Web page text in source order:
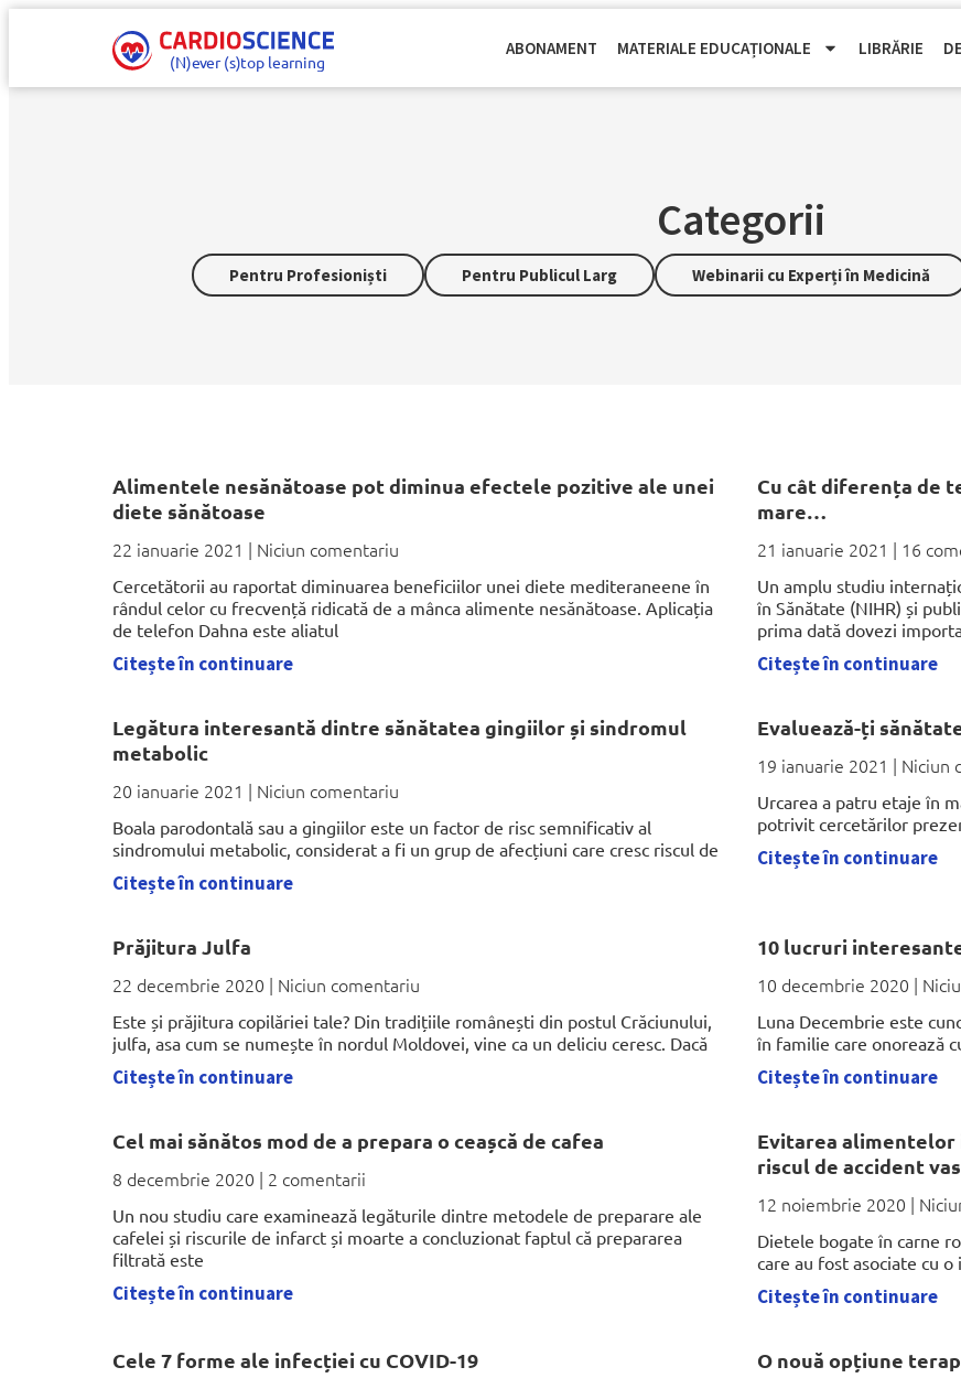
(N)ever (s)top learning
ABONAMENT MATERIALE EDUCAȚIONALE LIBRĂRIE
Categorii
Pentru Profesioniști Pentru Publicul Larg Webinarii cu Experți în Medicină
Alimentele nesănătoase pot diminua efectele pozitive ale unei
diete sănătoase
22 ianuarie 2021 Niciun comentariu
Cercetătorii au raportat diminuarea beneficiilor unei diete mediteraneene în
rândul celor cu frecvență ridicată de a mânca alimente nesănătoase. Aplicația
de telefon Dahna este aliatul
Citește în continuare
Cu cât diferența de
mare…
21 ianuarie 2021 16
Un amplu studiu
în Sănătate (NIHR) și
prima dată dovezi
Citește în continuare
Legătura interesantă dintre sănătatea gingiilor și sindromul
metabolic
20 ianuarie 2021 Niciun comentariu
Boala parodontală sau a gingiilor este un factor de risc semnificativ al
sindromului metabolic, considerat a fi un grup de afecțiuni care cresc riscul de
Citește în continuare
Evaluează-ți
19 ianuarie 2021 Niciun
Urcarea a patru etaje în
potrivit cercetărilor
Citește în continuare
Prăjitura Julfa
22 decembrie 2020 Niciun comentariu
Este și prăjitura copilăriei tale? Din tradițiile românești din postul Crăciunului,
julfa, asa cum se numește în nordul Moldovei, vine ca un deliciu ceresc. Dacă
Citește în continuare
10 lucruri
10 decembrie 2020
Luna Decembrie este
în familie care onorează
Citește în continuare
Cel mai sănătos mod de a prepara o ceașcă de cafea
8 decembrie 2020 2 comentarii
Un nou studiu care examinează legăturile dintre metodele de preparare ale
cafelei și riscurile de infarct și moarte a concluzionat faptul că prepararea
filtrată este
Citește în continuare
Evitarea
riscul de accident
12 noiembrie 2020
Dietele bogate în carne
care au fost asociate cu
Citește în continuare
Cele 7 forme ale infecției cu COVID-19 O nouă opțiune